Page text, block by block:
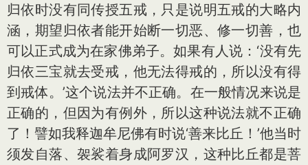
归依时没有同传授五戒，只是说明五戒的大略内
涵，期望归依者能开始断一切恶、修一切善，也
可以正式成为在家佛弟子。如果有人说：‘没有先
归依三宝就去受戒，他无法得戒的，所以没有得
到戒体。’这个说法并不正确。在一般情况来说是
正确的，但因为有例外，所以这种说法就不正确
了！譬如我释迦牟尼佛有时说‘善来比丘！’他当时
须发自落、袈裟着身成阿罗汉，这种比丘都是菩